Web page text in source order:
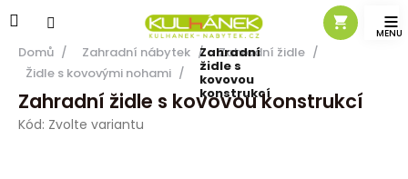
na
Domů / Zahradní nábytek / Zahradní židle /
Židle s kovovými nohami /
Zahradní
židle s
kovovou
konstrukcí
Zahradní židle s kovovou konstrukcí
Kód: Zvolte variantu